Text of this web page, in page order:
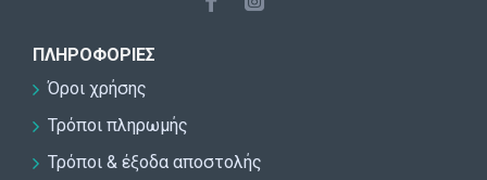
ΠΛΗΡΟΦΟΡΊΕΣ
Όροι χρήσης
Τρόποι πληρωμής
Τρόποι & έξοδα αποστολής